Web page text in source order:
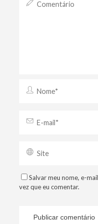
Salvar meu nome, e-
vez que eu comentar.